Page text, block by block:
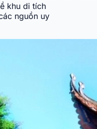
khu di tích
nguồn uy